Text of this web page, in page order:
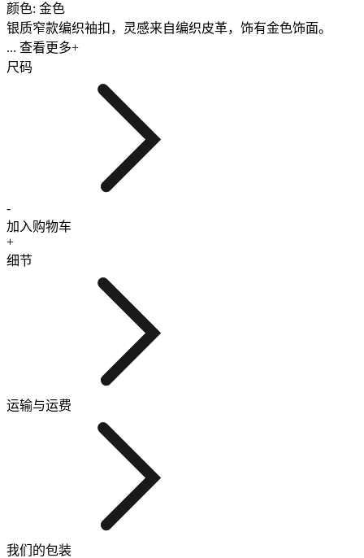
颜色: 金色
银质窄款编织袖扣，灵感来自编织皮革，饰有金色饰面。
... 查看更多+
尺码
-
加入购物车
+
细节
运输与运费
我们的包装